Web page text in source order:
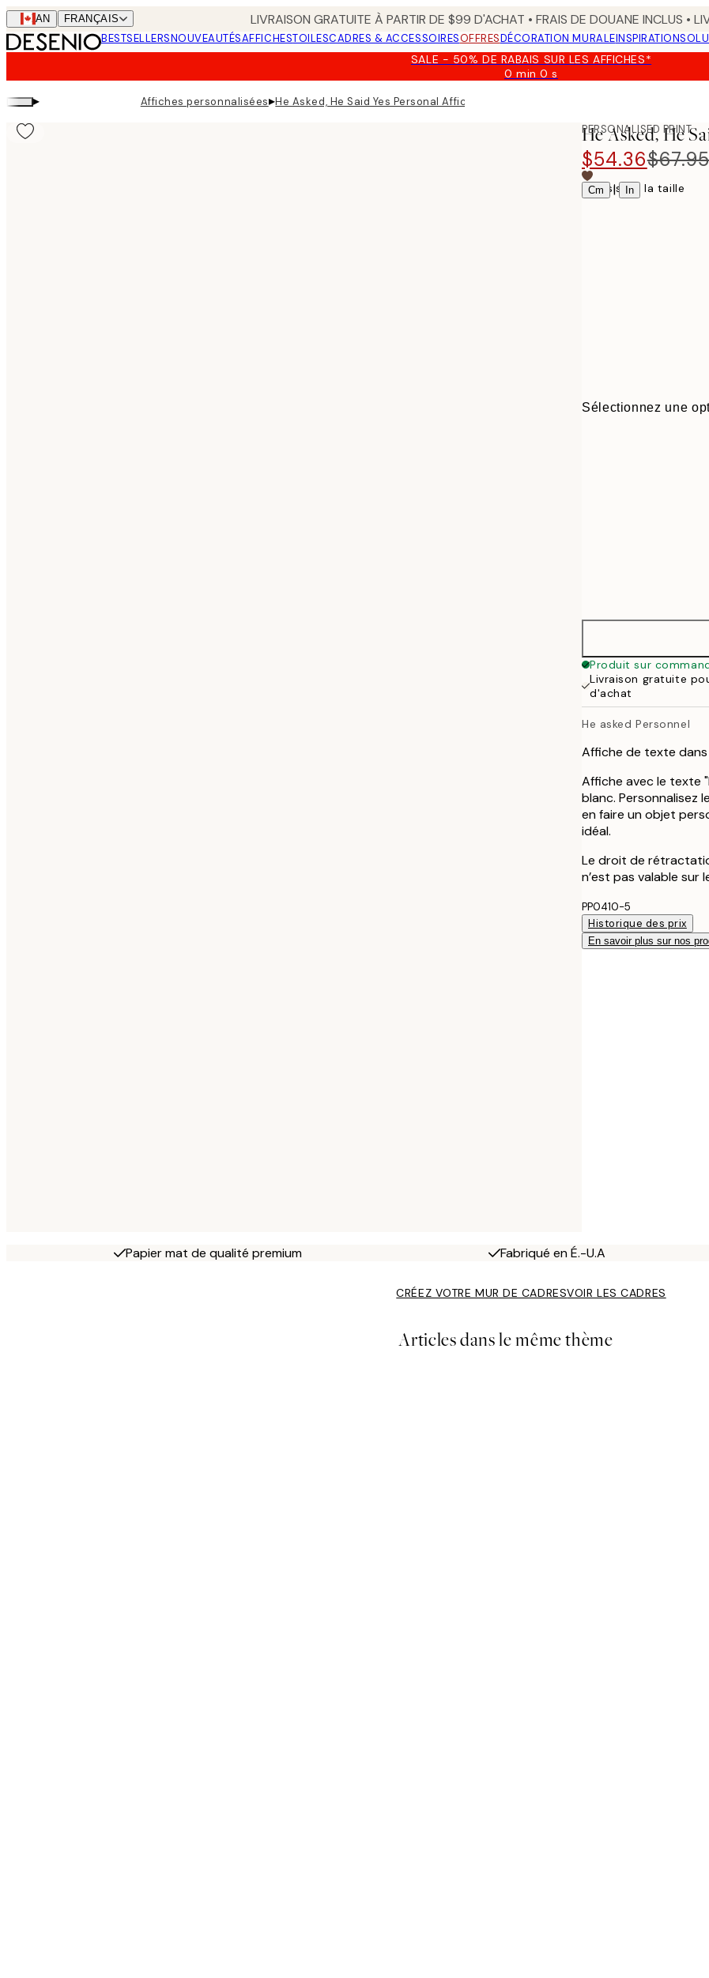
Skip
to
main
CAN FRANÇAIS LIVRAISON GRATUITE À PARTIR DE $99 D'ACHAT • FRAIS DE DOUANE INCLUS •
BESTSELLERSNOUVEAUTÉSAFFICHESTOILESCADRES & ACCESSOIRESOFFRESDÉCORATION MURALEINSPIRATION
SALE - 50% DE RABAIS SUR LES AFFICHES*
0 min0 s
Valable
▸ Affiches personnalisées▸He Asked, He Said Yes Personal Affiche
PERSONALISED PRINT
He Asked, He
$54.36$67.95
Cm | In
Choisissez la taille
Sélectionnez une
50x70 cm
Produit sur
Livraison gratuite
d'achat
He asked Personnel
Affiche de texte
Affiche avec le texte
blanc. Personnalisez
en faire un objet
idéal.
Le droit de
n’est pas valable sur
PP0410-5
Historique des prix
En savoir plus sur nos
Papier mat de qualité premium Fabriqué en É.-U.A
CRÉEZ VOTRE MUR DE CADRESVOIR LES CADRES
Articles dans le même thème